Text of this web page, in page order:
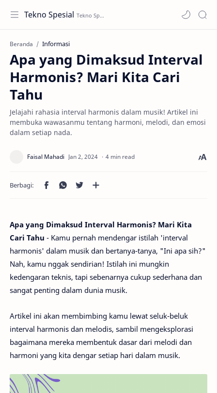
Tekno Spesial
Beranda Informasi
Apa yang Dimaksud Interval
Harmonis? Mari Kita Cari
Tahu
Jelajahi rahasia interval harmonis dalam musik! Artikel ini
membuka wawasanmu tentang harmoni, melodi, dan emosi
dalam setiap nada.
4 min read
Apa yang Dimaksud Interval Harmonis? Mari Kita
Cari Tahu - Kamu pernah mendengar istilah 'interval
harmonis' dalam musik dan bertanya-tanya, "Ini apa sih?"
Nah, kamu nggak sendirian! Istilah ini mungkin
kedengaran teknis, tapi sebenarnya cukup sederhana dan
sangat penting dalam dunia musik.
Artikel ini akan membimbing kamu lewat seluk-beluk
interval harmonis dan melodis, sambil mengeksplorasi
bagaimana mereka membentuk dasar dari melodi dan
harmoni yang kita dengar setiap hari dalam musik.